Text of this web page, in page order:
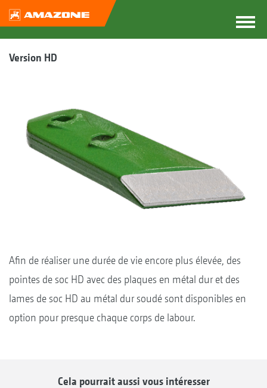
Version HD
Afin de réaliser une durée de vie encore plus élevée, des
pointes de soc HD avec des plaques en métal dur et des
lames de soc HD au métal dur soudé sont disponibles en
option pour presque chaque corps de labour.
Cela pourrait aussi vous intéresser